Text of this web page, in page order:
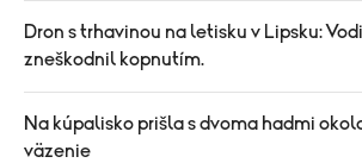
Dron s trhavinou na letisku v Lipsku:
zneškodnil kopnutím.
Na kúpalisko prišla s dvoma hadmi
väzenie